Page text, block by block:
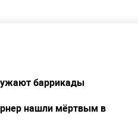
баррикады
нашли мёртвым в